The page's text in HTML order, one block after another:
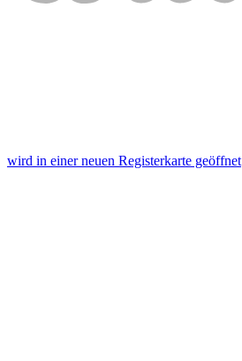
wird in einer neuen Registerkarte geöffnet